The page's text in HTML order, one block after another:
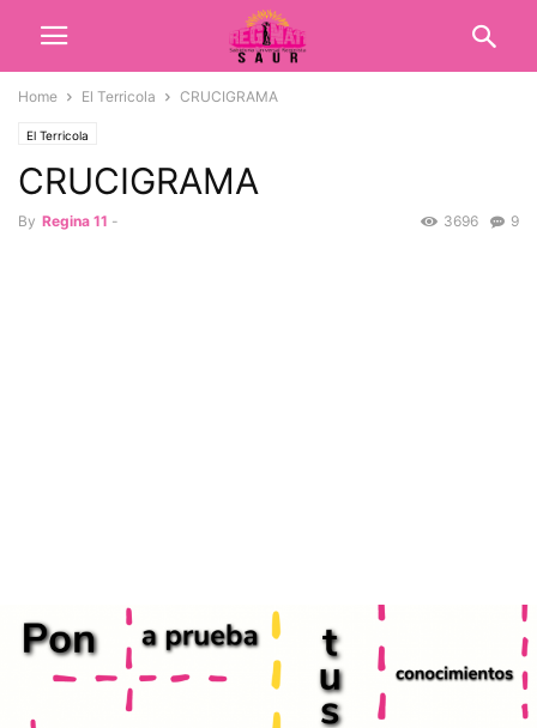
Home El Terricola CRUCIGRAMA
El Terricola
CRUCIGRAMA
By Regina 11 - 9
3696